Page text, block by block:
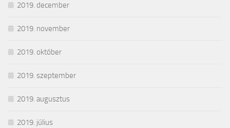
2019. december
2019. november
2019. október
2019. szeptember
2019. augusztus
2019. július